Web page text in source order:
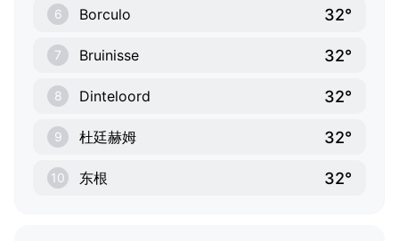
6 Borculo 32°
7 Bruinisse 32°
8 Dinteloord 32°
9 杜廷赫姆 32°
10 东根 32°